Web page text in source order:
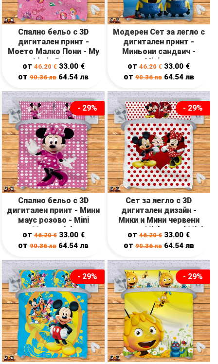
Спално бельо с 3D
дигитален принт -
Моето Малко Пони - My
Little Pony
от46.20€ 33.00 €
от90.36лв 64.54лв
Модерен Сет за легло с
дигитален принт -
Миньони сандвич -
Minions
от46.20€ 33.00 €
от 90.36лв 64.54 лв
- 29%
Спално бельо с 3D
дигитален принт - Мини
маус розово - Mini
Mouse pink
от46.20€ 33.00 €
от90.36лв 64.54лв
- 29%
Сет за легло с 3D
дигитален дизайн -
Мики и Мини червени
точки - Mickey and Mini
red points
от46.20€ 33.00 €
от 90.36лв 64.54 лв
- 29% - 29%